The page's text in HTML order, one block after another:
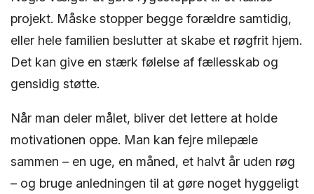
projekt. Måske stopper begge forældre samtidig,
eller hele familien beslutter at skabe et røgfrit hjem.
Det kan give en stærk følelse af fællesskab og
gensidig støtte.
Når man deler målet, bliver det lettere at holde
motivationen oppe. Man kan fejre milepæle
sammen – en uge, en måned, et halvt år uden røg
– og bruge anledningen til at gøre noget hyggeligt